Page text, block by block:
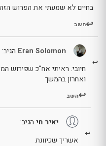
בחיים לא שמעתי את הפרוש
השב
Eran Solomon הגיב:
חיובי. ראיתי אח"כ שפירוש
ואחרון בהמשך
השב
יאיר חי הגיב:
אשריך שכיוונת